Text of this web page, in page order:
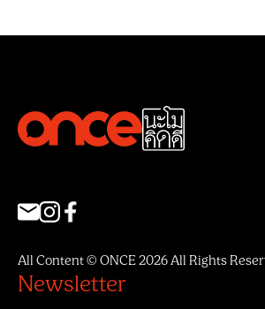
All Content © ONCE 2026 All Rights
Newsletter